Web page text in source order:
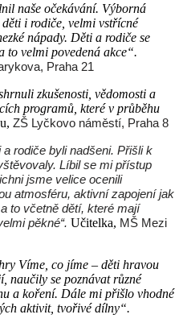
naše očekávání. Výborná
i rodiče, velmi vstřícné
nápady. Děti a rodiče se
to velmi povedená akce“.
Praha 21
zkušenosti, vědomosti a
programů, které v průběhu
ZŠ Lyčkovo náměstí, Praha 8
rodiče byli nadšeni. Přišli k
Líbil se mi přístup
jsme velice ocenili
atmosféru, aktivní zapojení jak
to včetně dětí, které mají
pěkné“. Učitelka, MŠ Mezi
Víme, co jíme – děti hravou
naučily se poznávat různé
a koření. Dále mi přišlo vhodné
aktivit, tvořivé dílny“.